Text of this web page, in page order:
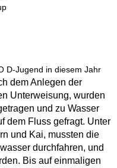
D-Jugend in diesem Jahr
dem Anlegen der
Unterweisung, wurden
und zu Wasser
dem Fluss gefragt. Unter
und Kai, mussten die
durchfahren, und
Bis auf einmaligen